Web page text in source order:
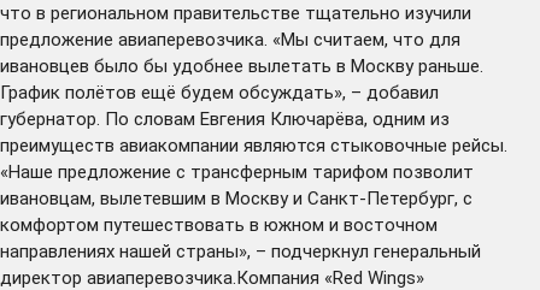
что в региональном правительстве тщательно изучили
предложение авиаперевозчика. «Мы считаем, что для
ивановцев было бы удобнее вылетать в Москву раньше.
График полётов ещё будем обсуждать», – добавил
губернатор. По словам Евгения Ключарёва, одним из
преимуществ авиакомпании являются стыковочные рейсы.
«Наше предложение с трансферным тарифом позволит
ивановцам, вылетевшим в Москву и Санкт-Петербург, с
комфортом путешествовать в южном и восточном
направлениях нашей страны», – подчеркнул генеральный
директор авиаперевозчика.Компания «Red Wings»